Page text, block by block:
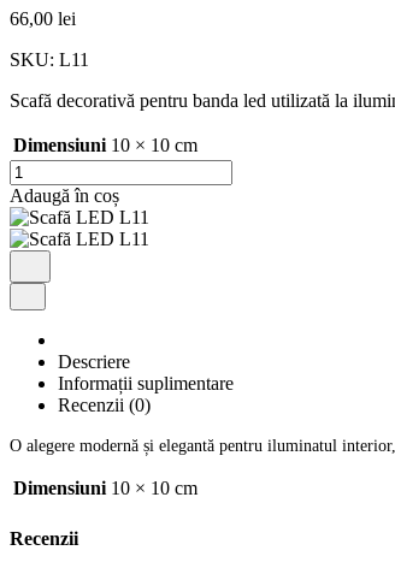
66,00 lei
SKU: L11
Scafă decorativă pentru banda led utilizată la
Dimensiuni 10 × 10 cm
Cantitate
Scafă
LED
L11
Adaugă în coș
Descriere
Informații suplimentare
Recenzii (0)
O alegere modernă și elegantă pentru iluminatul
Dimensiuni 10 × 10 cm
Recenzii